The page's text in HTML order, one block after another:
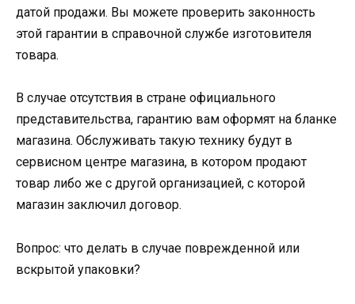
датой продажи. Вы можете проверить законность
этой гарантии в справочной службе изготовителя
товара.
В случае отсутствия в стране официального
представительства, гарантию вам оформят на бланке
магазина. Обслуживать такую технику будут в
сервисном центре магазина, в котором продают
товар либо же с другой организацией, с которой
магазин заключил договор.
Вопрос: что делать в случае поврежденной или
вскрытой упаковки?